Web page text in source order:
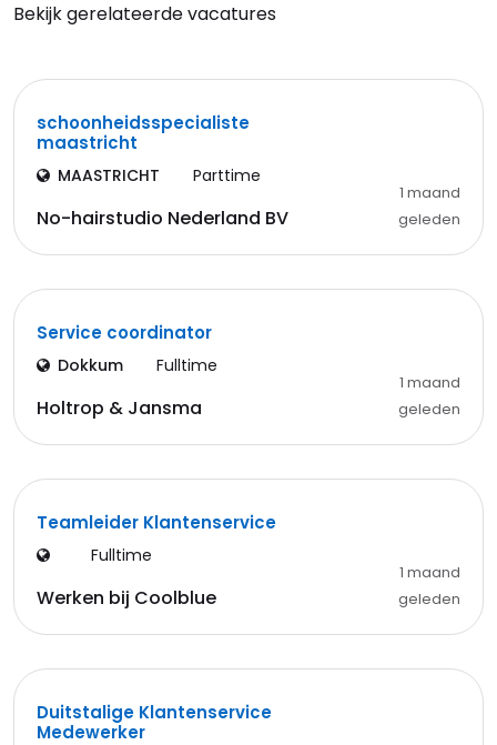
Bekijk gerelateerde vacatures
schoonheidsspecialiste
maastricht
MAASTRICHT Parttime
No-hairstudio Nederland BV
1 maand
geleden
Service coordinator
Dokkum Fulltime
Holtrop & Jansma
1 maand
geleden
Teamleider Klantenservice
Fulltime
Werken bij Coolblue
1 maand
geleden
Duitstalige Klantenservice
Medewerker